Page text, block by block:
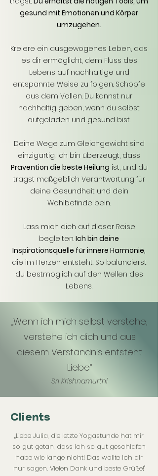
gesund mit Emotionen und Körper
umzugehen.
Kreiere ein ausgewogenes Leben, das
es dir ermöglicht, dem Fluss des
Lebens auf nachhaltige und
entspannte Weise zu folgen. Schöpfe
aus dem Vollen. Du kannst nur
nachhaltig geben, wenn du selbst
aufgeladen und gesund bist.
Deine Wege zum Gleichgewicht sind
einzigartig. Ich bin überzeugt, dass
Prävention die beste Heilung ist, und du
trägst maßgeblich Verantwortung für
deine Gesundheit und dein
Wohlbefinde bein.
Lass mich dich auf dieser Reise
begleiten.Ich bin deine
Inspirationsquelle für innere Harmonie,
die im Herzen entsteht. So balancierst
du bestmöglich auf den Wellen des
Lebens.
„Wenn ich mich selbst verstehe,
verstehe ich dich und aus
diesem Verständnis entsteht
Liebe“
Sri Krishnamurthi
Clients
„Liebe Julia, die letzte Yogastunde hat mir
so gut getan, dass ich so gut geschlafen
habe wie lange nicht! Das wollte ich dir
nur sagen. Vielen Dank und beste Grüße!"